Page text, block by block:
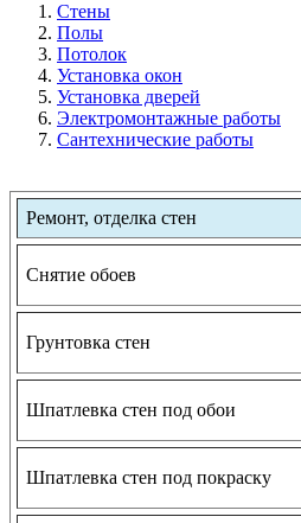
Стены
Полы
Потолок
Установка окон
Установка дверей
Электромонтажные работы
Сантехнические работы
Ремонт, отделка стен
Снятие обоев
Грунтовка стен
Шпатлевка стен под обои
Шпатлевка стен под покраску